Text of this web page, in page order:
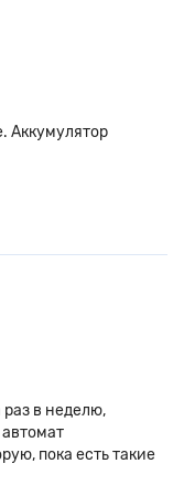
Аккумулятор
раз в неделю,
пока есть такие